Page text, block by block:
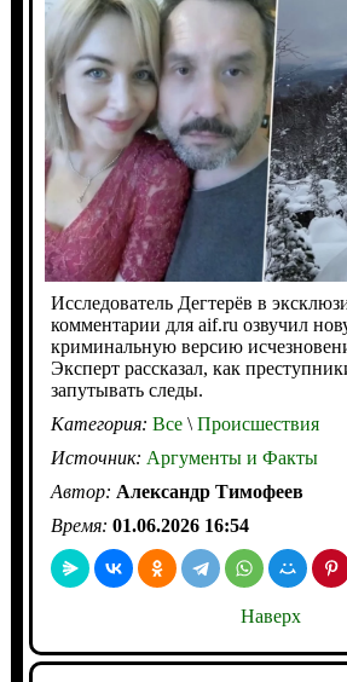
Исследователь Дегтерёв в
комментарии для aif.ru озвучил
криминальную версию
Эксперт рассказал, как
запутывать следы.
Категория: Все\Происшествия
Источник: Аргументы и Факты
Автор: Александр Тимофеев
Время: 01.06.2026 16:54
Наверх